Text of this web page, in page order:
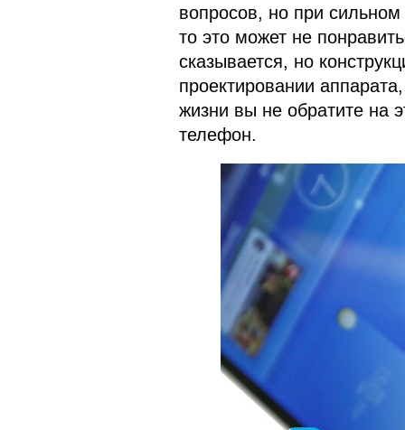
вопросов, но при
то это может не
сказывается, но
проектировании
жизни вы не обратите на
телефон.